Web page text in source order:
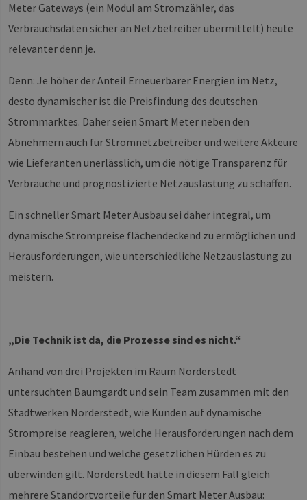
Meter Gateways (ein Modul am Stromzähler, das
Verbrauchsdaten sicher an Netzbetreiber übermittelt) heute
relevanter denn je.
Denn: Je höher der Anteil Erneuerbarer Energien im Netz,
desto dynamischer ist die Preisfindung des deutschen
Strommarktes. Daher seien Smart Meter neben den
Abnehmern auch für Stromnetzbetreiber und weitere Akteure
wie Lieferanten unerlässlich, um die nötige Transparenz für
Verbräuche und prognostizierte Netzauslastung zu schaffen.
Ein schneller Smart Meter Ausbau sei daher integral, um
dynamische Strompreise flächendeckend zu ermöglichen und
Herausforderungen, wie unterschiedliche Netzauslastung zu
meistern.
„Die Technik ist da, die Prozesse sind es nicht.“
Anhand von drei Projekten im Raum Norderstedt
untersuchten Baumgardt und sein Team zusammen mit den
Stadtwerken Norderstedt, wie Kunden auf dynamische
Strompreise reagieren, welche Herausforderungen nach dem
Einbau bestehen und welche gesetzlichen Hürden es zu
überwinden gilt. Norderstedt hatte in diesem Fall gleich
mehrere Standortvorteile für den Smart Meter Ausbau: